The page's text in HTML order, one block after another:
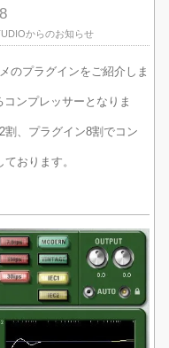
からのお知らせ
のプラグインをご紹介しま
ンプレッサーとなりま
、プラグイン8割でコン
おります。